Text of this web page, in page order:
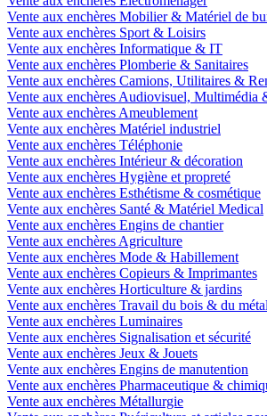
Vente aux enchères Mobilier & Matériel de
Vente aux enchères Sport & Loisirs
Vente aux enchères Informatique & IT
Vente aux enchères Plomberie & Sanitaires
Vente aux enchères Camions, Utilitaires &
Vente aux enchères Audiovisuel, Multimédia
Vente aux enchères Ameublement
Vente aux enchères Matériel industriel
Vente aux enchères Téléphonie
Vente aux enchères Intérieur & décoration
Vente aux enchères Hygiène et propreté
Vente aux enchères Esthétisme & cosmétique
Vente aux enchères Santé & Matériel Medical
Vente aux enchères Engins de chantier
Vente aux enchères Agriculture
Vente aux enchères Mode & Habillement
Vente aux enchères Copieurs & Imprimantes
Vente aux enchères Horticulture & jardins
Vente aux enchères Travail du bois & du métal
Vente aux enchères Luminaires
Vente aux enchères Signalisation et sécurité
Vente aux enchères Jeux & Jouets
Vente aux enchères Engins de manutention
Vente aux enchères Pharmaceutique &
Vente aux enchères Métallurgie